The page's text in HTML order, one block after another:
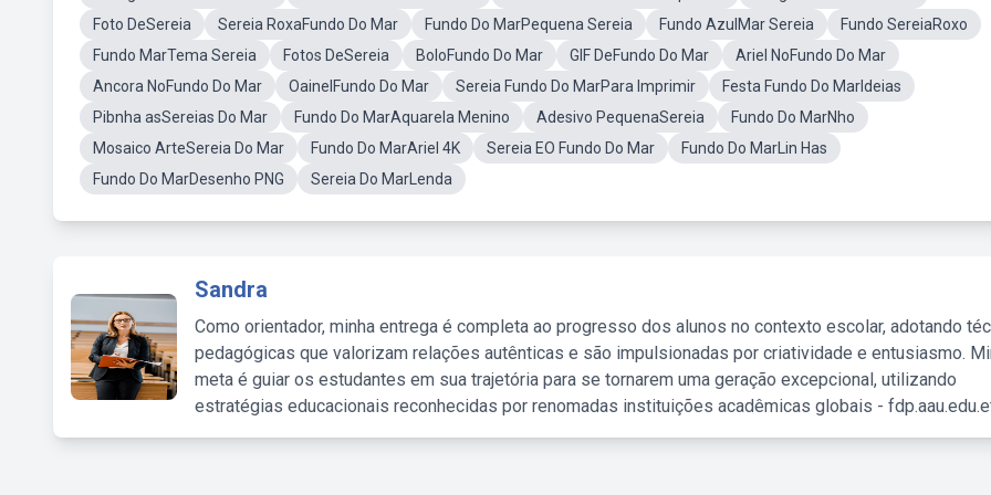
Foto DeSereia
Sereia RoxaFundo Do Mar Fundo Do MarPequena Sereia Fundo AzulMar Sereia
Fundo SereiaRoxo
Fundo MarTema Sereia
Fotos DeSereia BoloFundo Do Mar GIF DeFundo Do Mar
Ariel NoFundo Do Mar
Ancora NoFundo Do Mar
OainelFundo Do Mar Sereia Fundo Do MarPara Imprimir
Festa Fundo Do MarIdeias
Pibnha asSereias Do Mar
Fundo Do MarAquarela Menino Adesivo PequenaSereia
Fundo Do MarNho
Mosaico ArteSereia Do Mar
Fundo Do MarAriel 4K Sereia EO Fundo Do Mar
Fundo Do MarLin Has
Fundo Do MarDesenho PNG
Sereia Do MarLenda
Sandra
Como orientador, minha entrega é completa ao progresso dos alunos no contexto escolar, adotando
pedagógicas que valorizam relações autênticas e são impulsionadas por criatividade e entusiasmo.
meta é guiar os estudantes em sua trajetória para se tornarem uma geração excepcional, utilizando
estratégias educacionais reconhecidas por renomadas instituições acadêmicas globais -